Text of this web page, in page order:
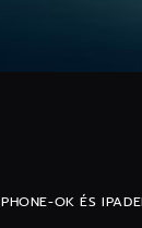
OK ÉS